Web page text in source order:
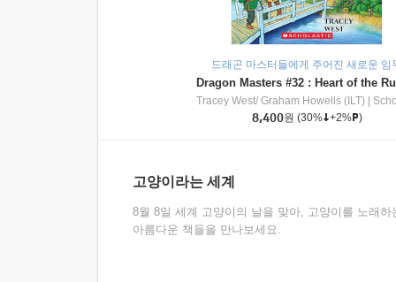
드래곤 마스터들에게 주어진 새로운 임
Tracey West/ Graham Howells (ILT)
8,400원 (30% +2% )
고양이라는 세계
8월 8일 세계 고양이의 날을 맞아, 고양이를 노래하
아름다운 책들을 만나보세요.